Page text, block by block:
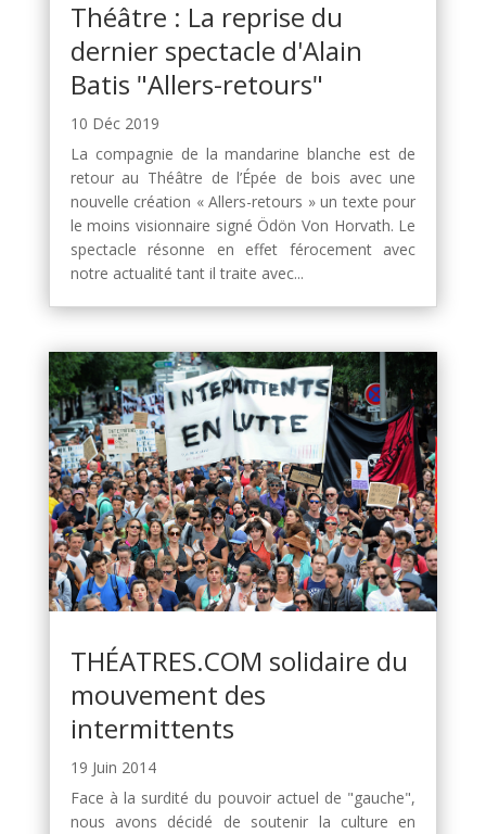
Théâtre : La reprise du
dernier spectacle d'Alain
Batis "Allers-retours"
10 Déc 2019
La compagnie de la mandarine blanche est de
retour au Théâtre de l’Épée de bois avec une
nouvelle création « Allers-retours » un texte pour
le moins visionnaire signé Ödön Von Horvath. Le
spectacle résonne en effet férocement avec
notre actualité tant il traite avec...
THÉATRES.COM solidaire du
mouvement des
intermittents
19 Juin 2014
Face à la surdité du pouvoir actuel de "gauche",
nous avons décidé de soutenir la culture en